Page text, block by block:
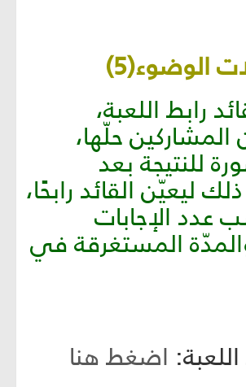
الوضوء(5)
رابط اللعبة،
حلّها،
للنتيجة بعد
ذلك ليعيّن القائد رابحًا،
عدد الإجابات
المستغرقة في
اضغط هنا